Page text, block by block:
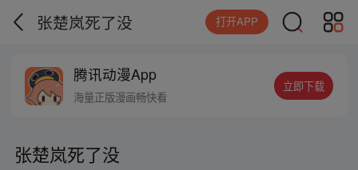
张楚岚死了没 打开APP
腾讯动漫App
海量正版漫画畅快看
立即下载
张楚岚死了没